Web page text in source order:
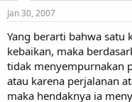
t
a
r
t
e
r
e
Jan 30, 2007
Yang berarti bahwa satu
kebaikan, maka
tidak menyempurnakan
atau karena perjalanan
maka hendaknya ia